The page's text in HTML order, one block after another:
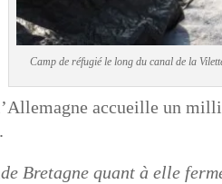
Camp de réfugié le long du canal de la
accueille un
Bretagne quant à elle